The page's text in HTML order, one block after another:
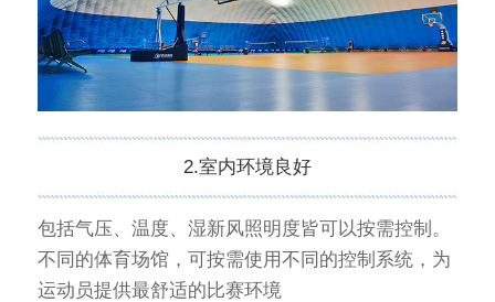
2.室内环境良好
包括气压、温度、湿新风照明度皆可以按需控制。
不同的体育场馆，可按需使用不同的控制系统，为
运动员提供最舒适的比赛环境